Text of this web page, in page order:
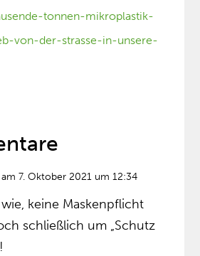
tonnen-mikroplastik-
von-der-strasse-in-unsere-
am 7. Oktober 2021 um 12:34
keine Maskenpflicht
schließlich um „Schutz